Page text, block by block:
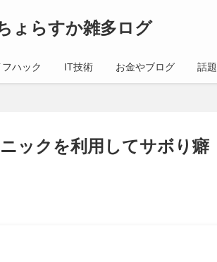
ょらすか雑多ログ
フハック IT技術 お金やブログ 話題
ックを利用してサボり癖